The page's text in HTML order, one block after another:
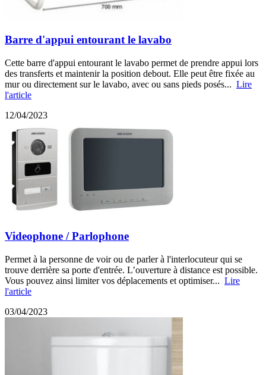
Barre d'appui entourant le lavabo
Cette barre d'appui entourant le lavabo permet de prendre appui lors
des transferts et maintenir la position debout. Elle peut être fixée au
mur ou directement sur le lavabo, avec ou sans pieds posés... Lire
l'article
12/04/2023
Videophone / Parlophone
Permet à la personne de voir ou de parler à l'interlocuteur qui se
trouve derrière sa porte d'entrée. L’ouverture à distance est possible.
Vous pouvez ainsi limiter vos déplacements et optimiser... Lire
l'article
03/04/2023